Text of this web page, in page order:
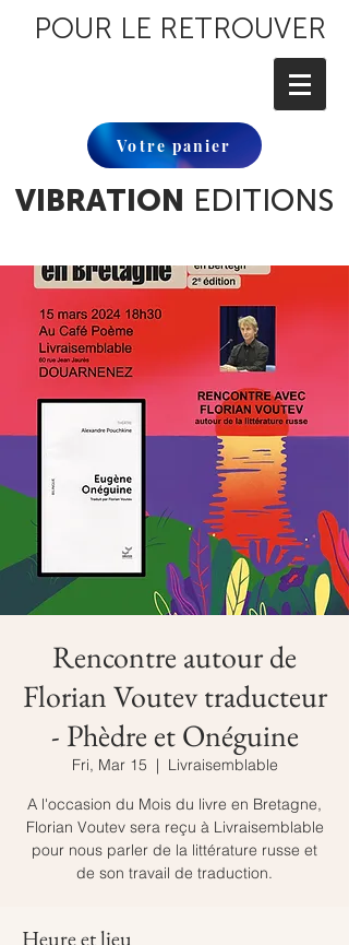
POUR LE RETROUVER
Votre panier
VIBRATION EDITIONS
Rencontre autour de
Florian Voutev traducteur
- Phèdre et Onéguine
Fri, Mar 15
  |
Livraisemblable
A l'occasion du Mois du livre en Bretagne,
Florian Voutev sera reçu à Livraisemblable
pour nous parler de la littérature russe et
de son travail de traduction.
Heure et lieu